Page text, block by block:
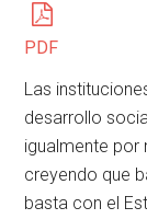
PDF
Las
desarrollo
igualmente por
creyendo que
basta con el